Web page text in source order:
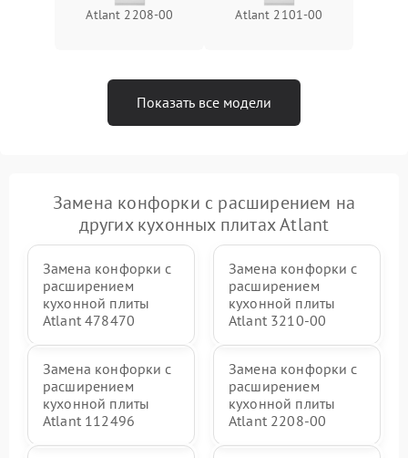
Atlant 2208-00 Atlant 2101-00
Показать все модели
Замена конфорки с расширением на
других кухонных плитах Atlant
Замена конфорки с
расширением
кухонной плиты
Atlant 478470
Замена конфорки с
расширением
кухонной плиты
Atlant 3210-00
Замена конфорки с
расширением
кухонной плиты
Atlant 112496
Замена конфорки с
расширением
кухонной плиты
Atlant 2208-00